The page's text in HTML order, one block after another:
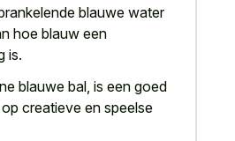
blauwe water
hoe blauw een
is.
blauwe bal, is een goed
creatieve en speelse